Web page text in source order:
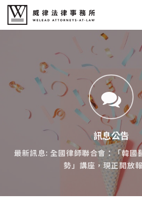
訊息公告
最新訊息: 全國律師聯合會：「韓國
勢」講座，現正開放報